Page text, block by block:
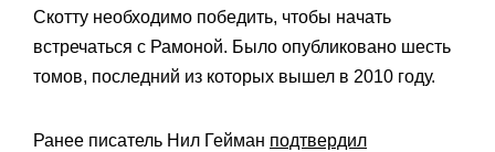
Скотту необходимо победить, чтобы начать
встречаться с Рамоной. Было опубликовано шесть
томов, последний из которых вышел в 2010 году.
Ранее писатель Нил Гейман подтвердил